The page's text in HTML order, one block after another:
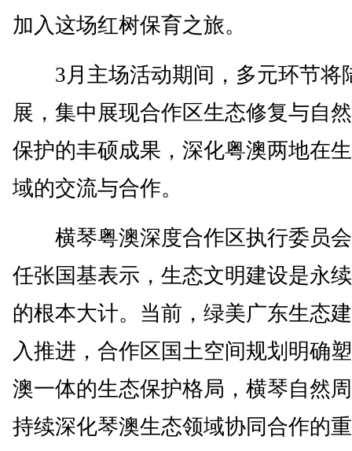
加入这场红树保育之旅。
3月主场活动期间，多元环节将
展，集中展现合作区生态修复与自
保护的丰硕成果，深化粤澳两地在
域的交流与合作。
横琴粤澳深度合作区执行委员
任张国基表示，生态文明建设是永
的根本大计。当前，绿美广东生态
入推进，合作区国土空间规划明确
澳一体的生态保护格局，横琴自然
持续深化琴澳生态领域协同合作的